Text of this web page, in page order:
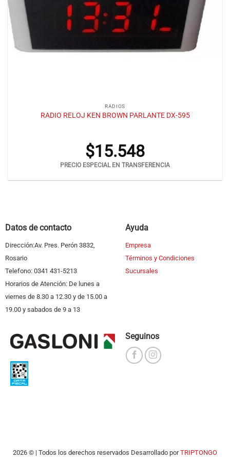
RADIOS
RADIO RELOJ KEN BROWN PARLANTE DX-595
$15.548
PRECIO ESPECIAL EN TRANSFERENCIA
Datos de contacto
Dirección:Av. Pres. Perón 3832,
Rosario
Telefono: 0341 431-5213
Horarios de Atención: De lunes a
viernes de 8.30 a 12.30 y de 15.00 a
19.00 y sabados de 9 a 13
Ayuda
Empresa
Términos y Condiciones
Sucursales
Seguinos
2026 © | Todos los derechos reservados Desarrollado porTRIPTONGO